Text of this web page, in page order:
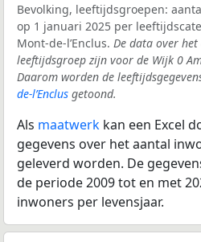
Bevolking, leeftijdsgroepen:
op 1 januari 2025 per
Mont-de-l’Enclus. De data over
leeftijdsgroep zijn voor de Wijk 0
Daarom worden de
de-l’Enclus getoond.
Als maatwerk kan een Excel
gegevens over het aantal
geleverd worden. De
de periode 2009 tot en met
inwoners per levensjaar.